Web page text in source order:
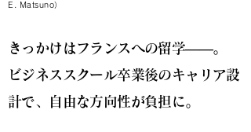
E. Matsuno）
きっかけはフランスへの留学――。
ビジネススクール卒業後のキャリア設
計で、自由な方向性が負担に。